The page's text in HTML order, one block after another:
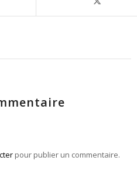
pour publier un commentaire.